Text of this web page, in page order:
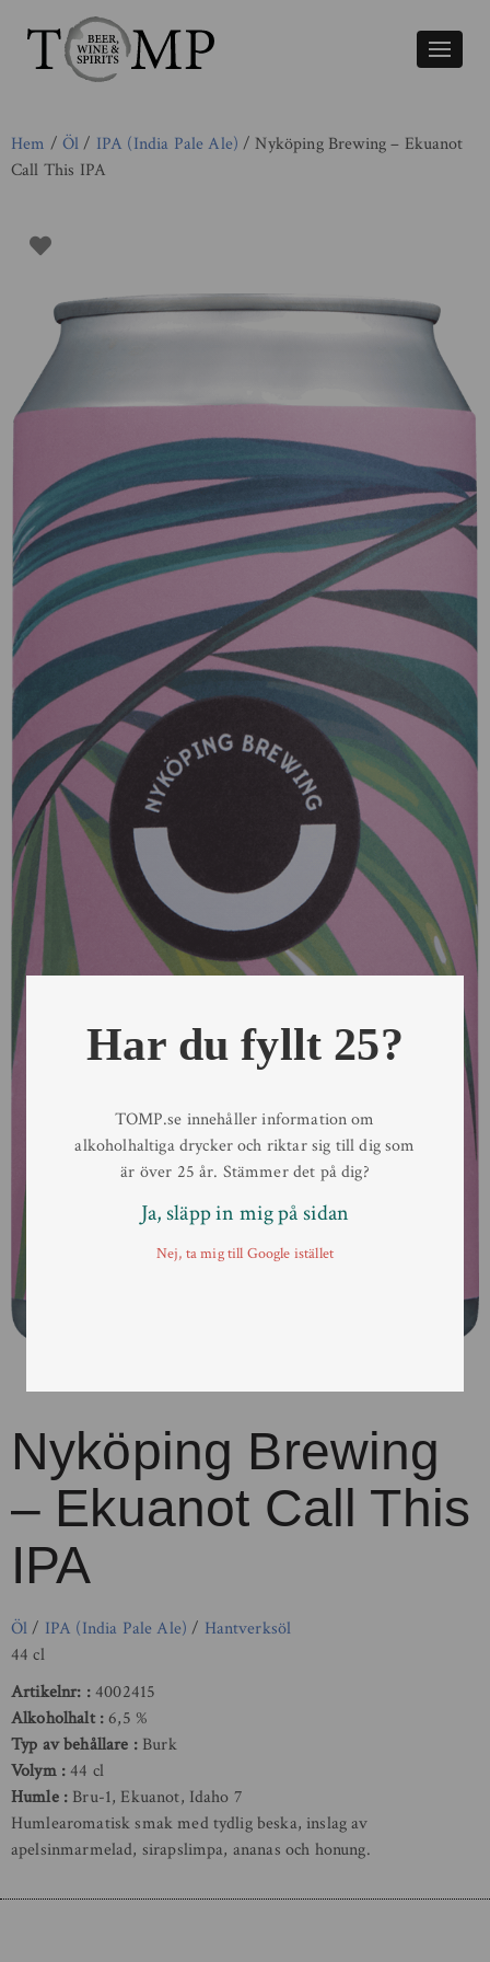
Växla
Hem / Öl/ IPA (India Pale Ale) / Nyköping Brewing – Ekuanot
Call This IPA
Nyköping Brewing
– Ekuanot Call This
IPA
Öl/ IPA (India Pale Ale) / Hantverksöl
44 cl
Artikelnr:
4002415
Alkoholhalt 6,5 %
Typ av behållare
Burk
Volym 44 cl
Humle
Bru-1, Ekuanot, Idaho 7
Humlearomatisk smak med tydlig beska, inslag av
apelsinmarmelad, sirapslimpa, ananas och honung.
Har du fyllt 25?
TOMP.se innehåller information om
alkoholhaltiga drycker och riktar sig till dig som
är över 25 år. Stämmer det på dig?
Ja, släpp in mig på sidan
Nej, ta mig till Google istället